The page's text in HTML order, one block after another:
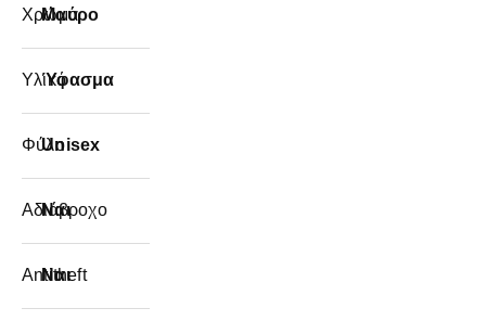
Χρώμα
Μαύρο
Υλικό
Ύφασμα
Φύλο
Unisex
Αδιάβροχο
Ναι
Antitheft
Ναι